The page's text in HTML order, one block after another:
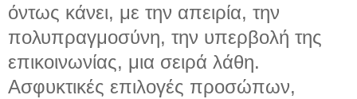
όντως κάνει, με την απειρία, την
πολυπραγμοσύνη, την υπερβολή της
επικοινωνίας, μια σειρά λάθη.
Ασφυκτικές επιλογές προσώπων,